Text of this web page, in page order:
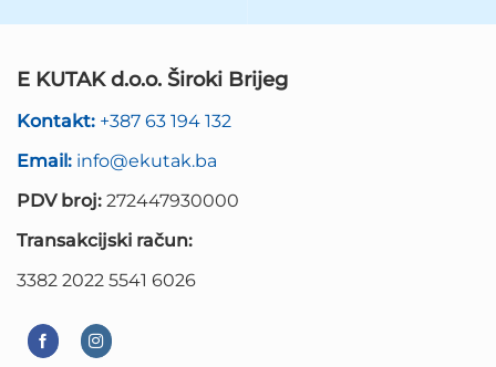
E KUTAK d.o.o. Široki Brijeg
Kontakt: +387 63 194 132
Email: info@ekutak.ba
PDV broj: 272447930000
Transakcijski račun:
3382 2022 5541 6026